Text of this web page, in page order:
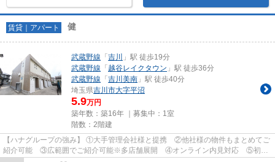
賃貸｜アパート 健
武蔵野線 「 吉川
」駅 徒歩19分
武蔵野線 「 越谷レイクタウン 」駅 徒歩36分
武蔵野線 「 吉川美南 」駅 徒歩40分
埼玉県吉川市大字平沼
5.9万円
築年数：築16年 ｜募集中： 1室
階数：2階建
【ハナグループの強み】 ①大手管理会社様と提携 ②他社様の物件もまとめてご
紹介可能 ③広範囲でご紹介可能※多店舗展開 ④オンライン内見対応 ⑤初期